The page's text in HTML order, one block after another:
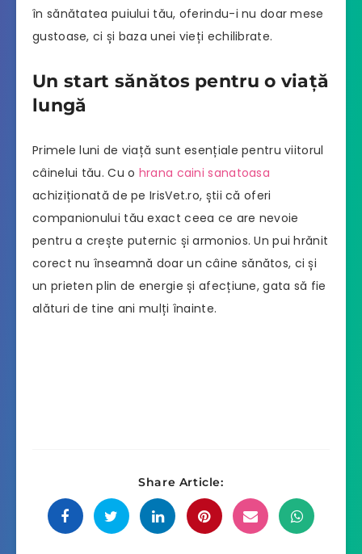
în sănătatea puiului tău, oferindu-i nu doar mese
gustoase, ci și baza unei vieți echilibrate.
Un start sănătos pentru o viață
lungă
Primele luni de viață sunt esențiale pentru viitorul
câinelui tău. Cu o hrana caini sanatoasa
achiziționată de pe IrisVet.ro, știi că oferi
companionului tău exact ceea ce are nevoie
pentru a crește puternic și armonios. Un pui hrănit
corect nu înseamnă doar un câine sănătos, ci și
un prieten plin de energie și afecțiune, gata să fie
alături de tine ani mulți înainte.
Share Article: